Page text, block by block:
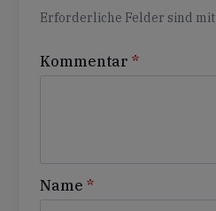
Erforderliche Felder sind mit
Kommentar *
Name *